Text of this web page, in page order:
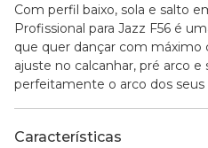
Com perfil baixo, sola e salto
Profissional para Jazz F56 é
que quer dançar com máximo
ajuste no calcanhar, pré arco
perfeitamente o arco dos seus
Características